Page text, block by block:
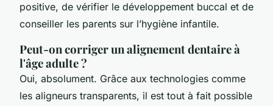
positive, de vérifier le développement buccal et de
conseiller les parents sur l’hygiène infantile.
Peut-on corriger un alignement dentaire à
l'âge adulte ?
Oui, absolument. Grâce aux technologies comme
les aligneurs transparents, il est tout à fait possible